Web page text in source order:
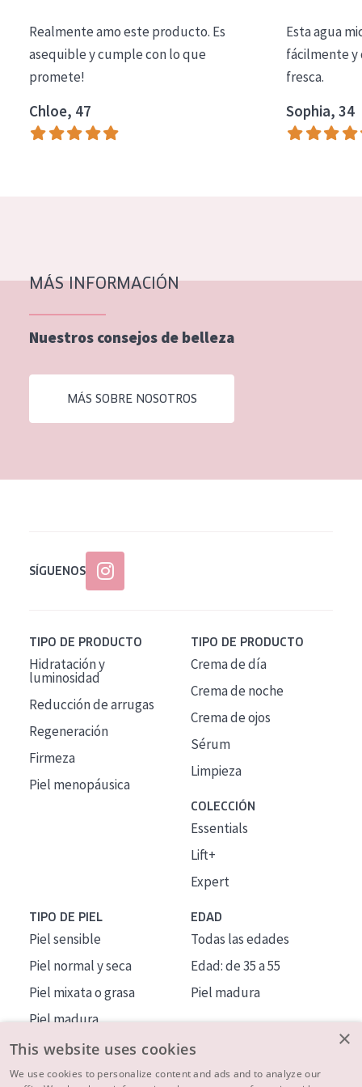
Essentials
Lift+
Expert
Piel madura
Piel menopáusica
EDAD
Realmente amo este producto. Es
asequible y cumple con lo que
promete!
Chloe, 47
Esta agua
fácilmente y
fresca.
Sophia, 34
MÁS INFORMACIÓN
Nuestros consejos de belleza
MÁS SOBRE NOSOTROS
SÍGUENOS
TIPO DE PRODUCTO
Hidratación y
luminosidad
Reducción de arrugas
Regeneración
Firmeza
Piel menopáusica
TIPO DE PRODUCTO
Crema de día
Crema de noche
Crema de ojos
Sérum
Limpieza
COLECCIÓN
Essentials
Lift+
Expert
TIPO DE PIEL
Piel sensible
Piel normal y seca
Piel mixata o grasa
Piel madura
Piel expuesta al sol
Piel menopáusica
EDAD
Todas las edades
Edad: de 35 a 55
Piel madura
×
This website uses cookies
We use cookies to personalize content and ads and to analyze our